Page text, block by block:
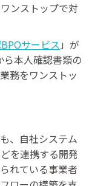
ストップで対
サービス 」が
ら本人確認書類の
務をワンストッ
、自社システム
を連携する開発
れている事業者